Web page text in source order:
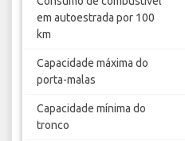
em autoestrada por 100
km
Capacidade máxima do
porta-malas
Capacidade mínima do
tronco